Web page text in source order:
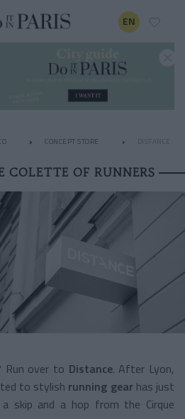
EN
CONCEPT STORE DISTANCE:
COLETTE OF RUNNERS
Run over to Distance. After Lyon,
to stylish running gear has just
a skip and a hop from the Cirque